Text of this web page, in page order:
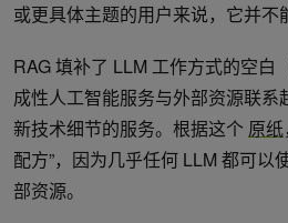
或更具体主题的用户来说，它并不
RAG 填补了 LLM 工作方式的空白
成性人工智能服务与外部资源联系
新技术细节的服务。根据这个 原纸
配方”，因为几乎任何 LLM 都可以
部资源。